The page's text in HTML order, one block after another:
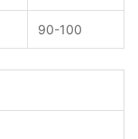
90-100